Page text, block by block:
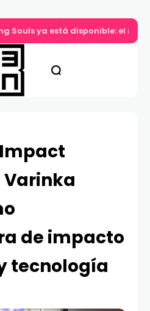
Souls ya está disponible: el
Varinka
de impacto
tecnología